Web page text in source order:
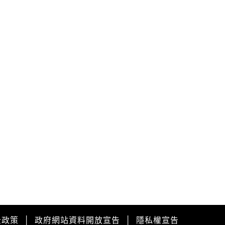
策 政府網站資料開放宣告 隱私權宣告